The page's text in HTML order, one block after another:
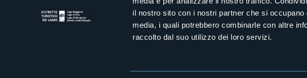
il nostro sito con i nostri partner che si
media, i quali potrebbero combinarle con altre
raccolto dal suo utilizzo dei loro servizi.
Distretto Turistico dei Laghi Scrl
Sede legale e operativa: Corso Italia 26 - 28838 Stresa VB - Italy
infoturismo@distrettolaghi.itedistrettolaghi@legalmail.it